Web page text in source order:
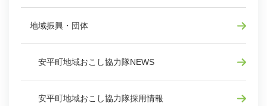
地域振興・団体
安平町地域おこし協力隊NEWS
安平町地域おこし協力隊採用情報